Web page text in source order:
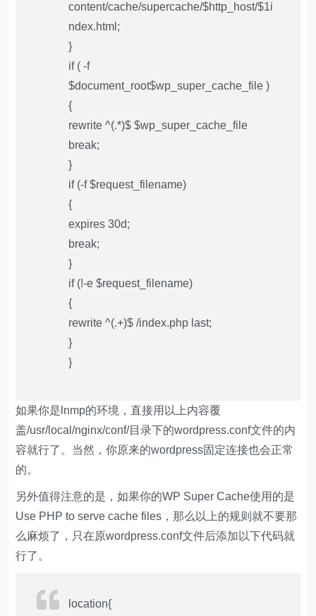
content/cache/supercache/$http_host/$1i
ndex.html;
}
if ( -f
$document_root$wp_super_cache_file )
{
rewrite ^(.*)$ $wp_super_cache_file
break;
}
if (-f $request_filename)
{
expires 30d;
break;
}
if (!-e $request_filename)
{
rewrite ^(.+)$ /index.php last;
}
}
如果你是lnmp的环境，直接用以上内容覆
盖/usr/local/nginx/conf/目录下的wordpress.conf文件的内
容就行了。当然，你原来的wordpress固定连接也会正常
的。
另外值得注意的是，如果你的WP Super Cache使用的是
Use PHP to serve cache files，那么以上的规则就不要那
么麻烦了，只在原wordpress.conf文件后添加以下代码就
行了。
location{